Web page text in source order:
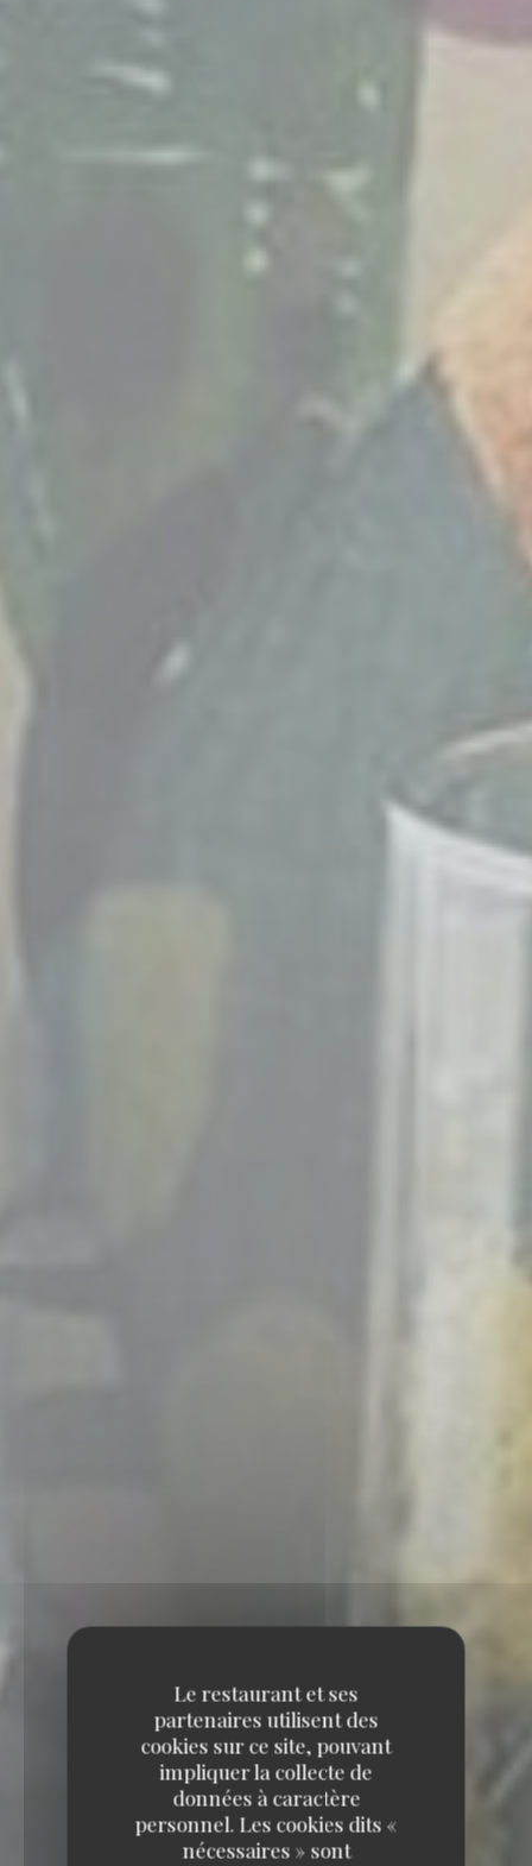
Le restaurant et ses
partenaires utilisent des
cookies sur ce site, pouvant
impliquer la collecte de
données à caractère
personnel. Les cookies dits «
nécessaires » sont